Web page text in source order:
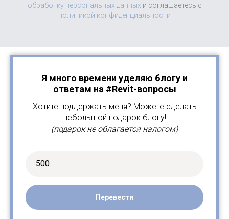
обработку персональных данных и соглашаетесь c
политикой конфиденциальности
Я много времени уделяю блогу и
ответам на #Revit-вопросы
Хотите поддержать меня? Можете сделать
небольшой подарок блогу!
(подарок не облагается налогом)
Перевести